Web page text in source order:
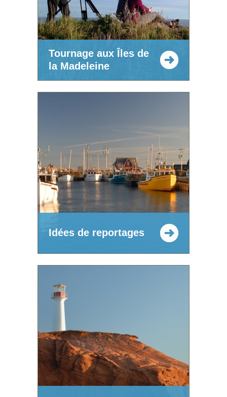
Tournage aux Îles de
la Madeleine
Idées de reportages